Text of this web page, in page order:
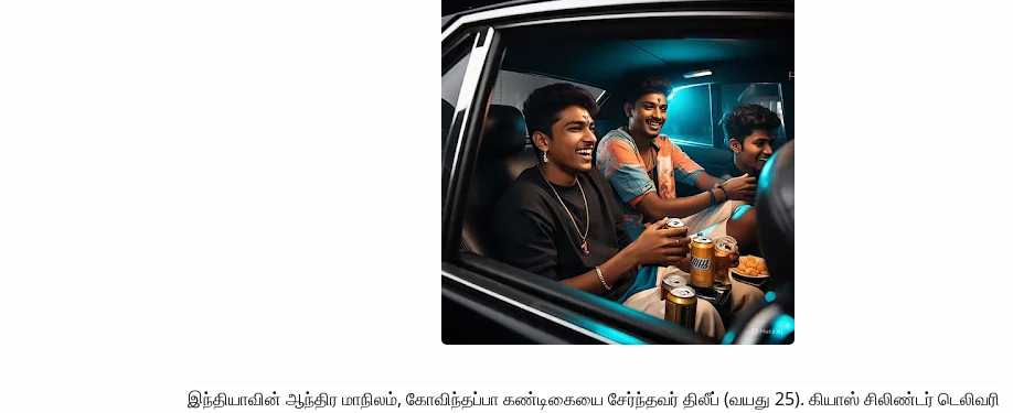
இந்தியாவின் ஆந்திர மாநிலம், கோவிந்தப்பா கண்டிகையை சேர்ந்தவர் திலீப் (வயது 25). கியாஸ் சிலிண்டர் டெலிவரி